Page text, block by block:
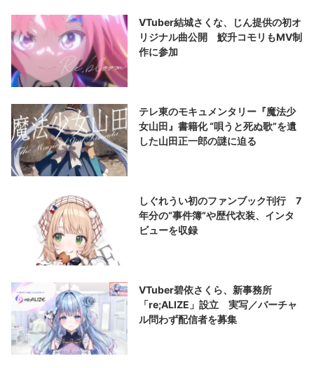
VTuber結城さくな、じん提供の初オ
リジナル曲公開 鮫升コモリもMV制
作に参加
テレ東のモキュメンタリー『魔法少
女山田』書籍化 “唄うと死ぬ歌”を遺
した山田正一郎の謎に迫る
しぐれうい初のファンブック刊行 7
年分の“事件簿”や歴代衣装、インタ
ビューを収録
VTuber碧依さくら、新事務所
「re;ALIZE」設立 実写／バーチャ
ル問わず配信者を募集